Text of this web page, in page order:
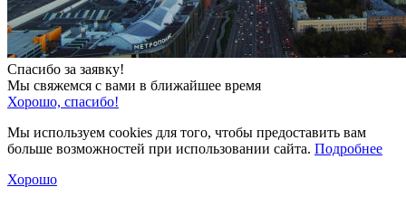
Спасибо за заявку!
Мы свяжемся с вами в ближайшее время
Хорошо, спасибо!
Мы используем cookies для того, чтобы предоставить вам
больше возможностей при использовании сайта. Подробнее
Хорошо